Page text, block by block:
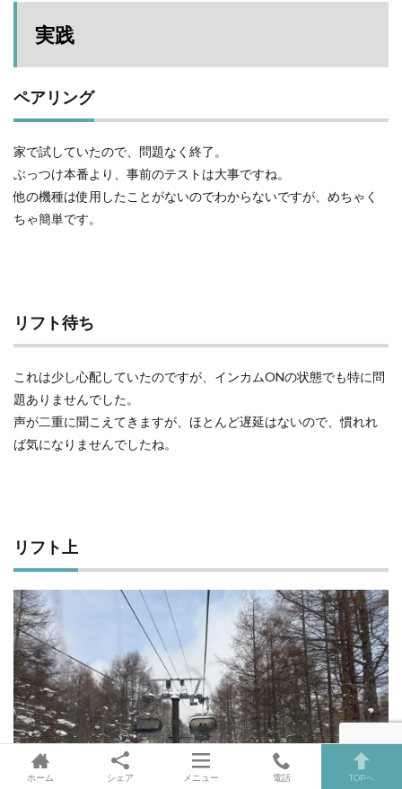
実践
ペアリング
家で試していたので、問題なく終了。
ぶっつけ本番より、事前のテストは大事ですね。
他の機種は使用したことがないのでわからないですが、めちゃく
ちゃ簡単です。
リフト待ち
これは少し心配していたのですが、インカムONの状態でも特に問
題ありませんでした。
声が二重に聞こえてきますが、ほとんど遅延はないので、慣れれ
ば気になりませんでしたね。
リフト上
ホーム シェア メニュー 電話 TOPへ